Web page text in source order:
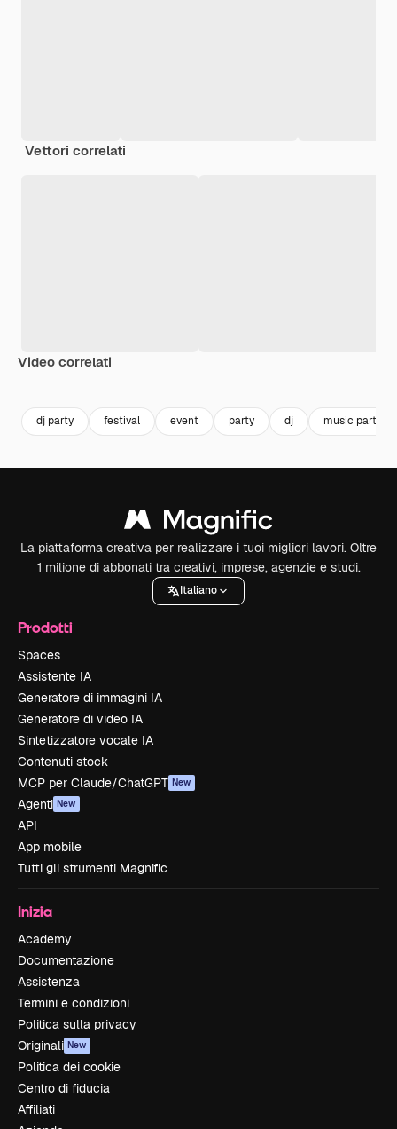
Vettori correlati
Video correlati
dj party festival event party dj music party
La piattaforma creativa per realizzare i tuoi migliori lavori. Oltre
1 milione di abbonati tra creativi, imprese, agenzie e studi.
Italiano
Prodotti
Spaces
Assistente IA
Generatore di immagini IA
Generatore di video IA
Sintetizzatore vocale IA
Contenuti stock
MCP per Claude/ChatGPT New
Agenti New
API
App mobile
Tutti gli strumenti Magnific
Inizia
Academy
Documentazione
Assistenza
Termini e condizioni
Politica sulla privacy
Originali New
Politica dei cookie
Centro di fiducia
Affiliati